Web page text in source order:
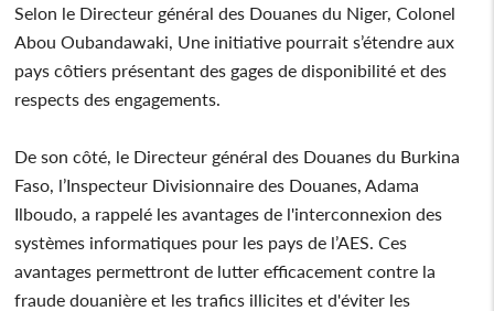
Selon le Directeur général des Douanes du Niger, Colonel
Abou Oubandawaki, Une initiative pourrait s’étendre aux
pays côtiers présentant des gages de disponibilité et des
respects des engagements.
De son côté, le Directeur général des Douanes du Burkina
Faso, l’Inspecteur Divisionnaire des Douanes, Adama
Ilboudo, a rappelé les avantages de l'interconnexion des
systèmes informatiques pour les pays de l’AES. Ces
avantages permettront de lutter efficacement contre la
fraude douanière et les trafics illicites et d'éviter les